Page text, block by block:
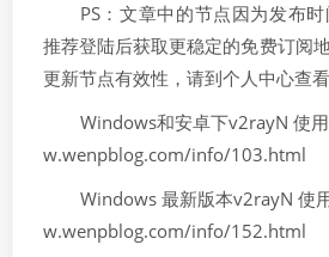
PS：文章中的节点因为发布
推荐登陆后获取更稳定的免费订阅
更新节点有效性，请到个人中心查看
Windows和安卓下v2rayN 使
w.wenpblog.com/info/103.html
Windows 最新版本v2rayN 使
w.wenpblog.com/info/152.html